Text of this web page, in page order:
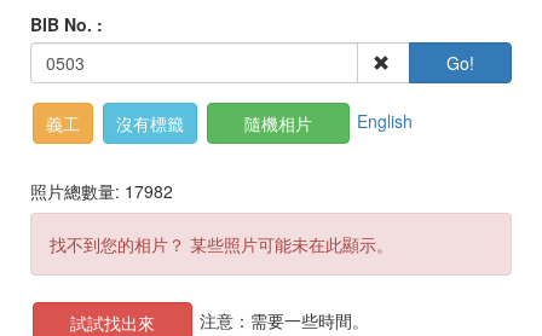
BIB No. :
Go!
義工 沒有標籤 隨機相片 English
照片總數量: 17982
找不到您的相片？ 某些照片可能未在此顯示。
試試找出來 注意：需要一些時間。